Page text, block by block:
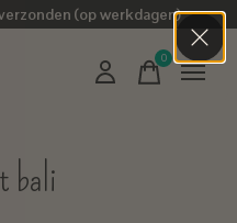
(op werkdagen)
0items
bali